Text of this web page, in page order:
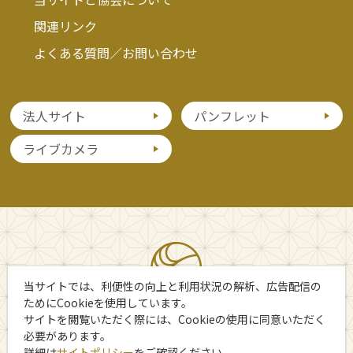
関連リンク
よくある質問／お問い合わせ
法人サイト
パンフレット
ライブカメラ
当サイトでは、利便性の向上と利用状況の解析、広告配信の
ためにCookieを使用しています。
サイトを閲覧いただく際には、Cookieの使用に同意いただく
必要があります。